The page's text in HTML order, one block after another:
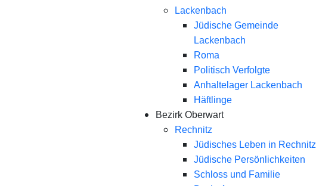
Lackenbach
Jüdische Gemeinde
Lackenbach
Roma
Politisch Verfolgte
Anhaltelager Lackenbach
Häftlinge
Bezirk Oberwart
Rechnitz
Jüdisches Leben in Rechnitz
Jüdische Persönlichkeiten
Schloss und Familie